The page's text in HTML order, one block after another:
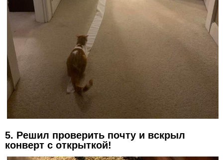
5. Решил проверить почту и вскрыл
конверт с открыткой!